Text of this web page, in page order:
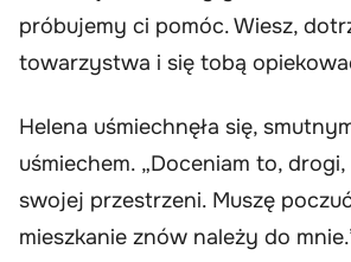
próbujemy ci pomóc. Wiesz,
towarzystwa i się tobą
Helena uśmiechnęła się,
uśmiechem. „Doceniam to,
swojej przestrzeni. Muszę
mieszkanie znów należy do